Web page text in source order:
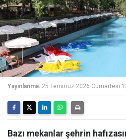
Yayınlanma: 25 Temmuz 2026 Cumartesi
Bazı mekanlar şehrin